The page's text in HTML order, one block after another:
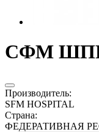
СФМ
Производитель:
SFM HOSPITAL
Страна:
ФЕДЕРАТИВНАЯ